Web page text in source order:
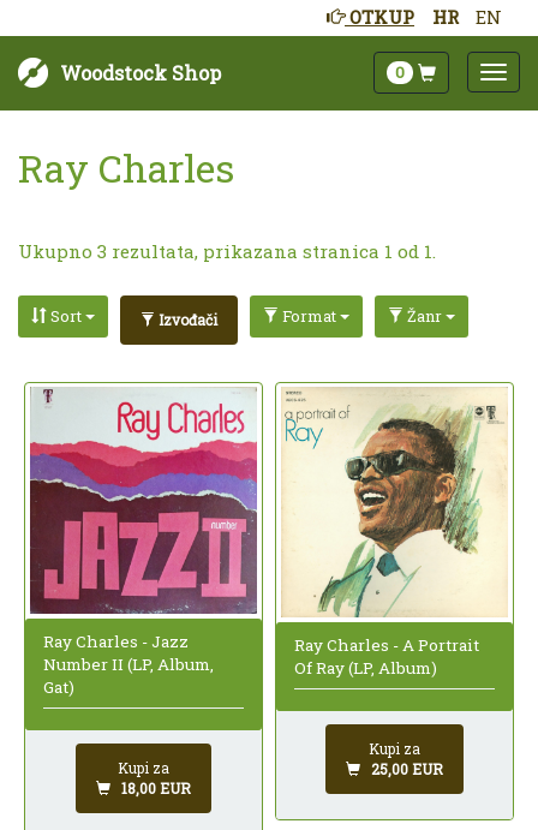
HR EN
OTKUP
Woodstock Shop 0
Ray Charles
Ukupno 3 rezultata, prikazana stranica 1 od 1.
Sort Izvođači Format Žanr
Ray Charles - Jazz
Number II (LP, Album,
Gat)
Kupi za
18,00 EUR
Ray Charles - A Portrait
Of Ray (LP, Album)
Kupi za
25,00 EUR